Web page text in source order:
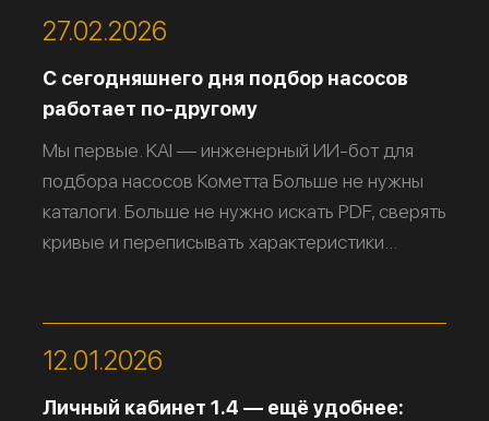
27.02.2026
С сегодняшнего дня подбор насосов
работает по-другому
Мы первые. KAI — инженерный ИИ-бот для
подбора насосов Кометта Больше не нужны
каталоги. Больше не нужно искать PDF, сверять
кривые и переписывать характеристики...
12.01.2026
Личный кабинет 1.4 — ещё удобнее: